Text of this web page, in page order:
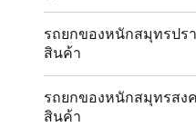
รถยกของหนักสมุทรปร
สินค้า
รถยกของหนักสมุทรสง
สินค้า